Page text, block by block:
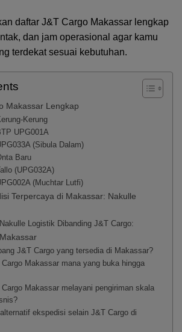
daftar J&T Cargo Makassar lengkap
dan jam operasional agar kamu
terdekat sesuai kebutuhan.
Makassar Lengkap
Kerung
UPG001A
(Sibula Dalam)
Baru
(UPG032A)
(Muchtar Lutfi)
Terpercaya di Makassar: Nakulle
Logistik Dibanding J&T Cargo:
J&T Cargo yang tersedia di Makassar?
Makassar mana yang buka hingga
Makassar melayani pengiriman skala
ekspedisi selain J&T Cargo di